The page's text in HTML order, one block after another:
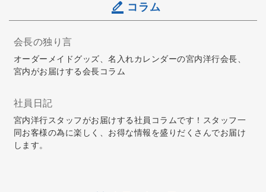
コラム
会長の独り言
オーダーメイドグッズ、名入れカレンダーの宮内洋行会長、
宮内がお届けする会長コラム
社員日記
宮内洋行スタッフがお届けする社員コラムです！スタッフ一
同お客様の為に楽しく、お得な情報を盛りだくさんでお届け
します。